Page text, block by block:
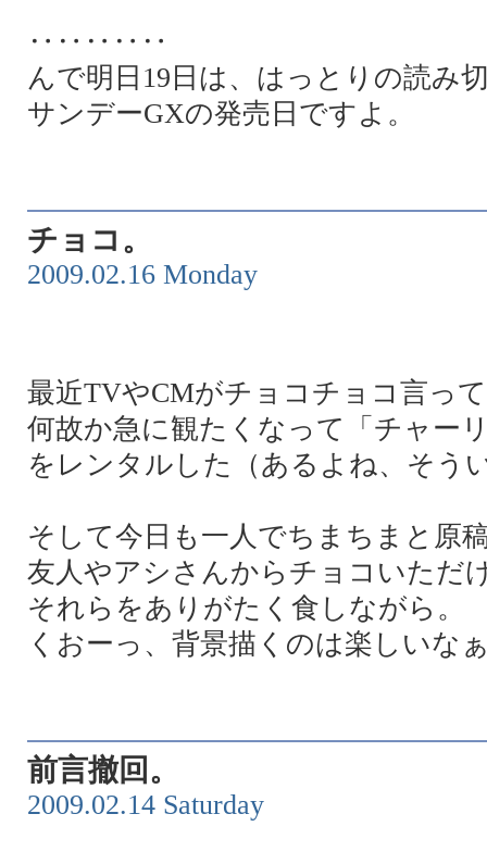
‥‥‥‥‥
んで明日19日は、はっとりの読み
サンデーGXの発売日ですよ。
チョコ。
2009.02.16 Monday
最近TVやCMがチョコチョコ言っ
何故か急に観たくなって「チャー
をレンタルした（あるよね、そう
そして今日も一人でちまちまと原
友人やアシさんからチョコいただ
それらをありがたく食しながら。
くおーっ、背景描くのは楽しい
前言撤回。
2009.02.14 Saturday